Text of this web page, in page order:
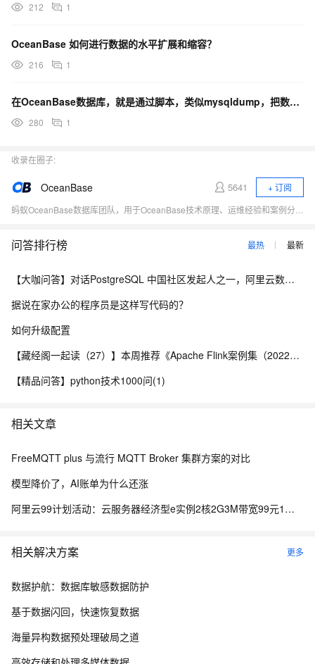
212 1
OceanBase 如何进行数据的水平扩展和缩容？
216 1
在OceanBase数据库，就是通过脚本，类似mysqldump，把数据导出成sql语句文件?
280 1
收录在圈子:
OceanBase 5641
+ 订阅
问答排行榜 最热 最新
【大咖问答】对话PostgreSQL 中国社区发起人之一，阿里云数据库高级专家 德哥
据说在家办公的程序员是这样写代码的？
如何升级配置
【藏经阁一起读（27）】本周推荐《Apache Flink案例集（2022版）》，你有哪些心得？
【精品问答】python技术1000问(1)
相关文章
FreeMQTT plus 与流行 MQTT Broker 集群方案的对比
模型降价了，AI账单为什么还涨
阿里云99计划活动：云服务器经济型e实例2核2G3M带宽99元1年，还有99套餐专属优惠
相关解决方案 更多
数据护航：数据库敏感数据防护
基于数据闪回，快速恢复数据
海量异构数据预处理破局之道